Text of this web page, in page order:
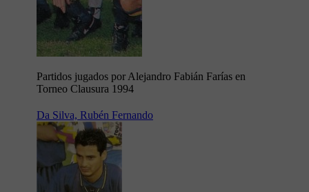
Partidos jugados por Alejandro Fabián Farías en
Torneo Clausura 1994
Da Silva, Rubén Fernando